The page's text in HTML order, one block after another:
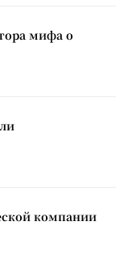
мифа о
компании